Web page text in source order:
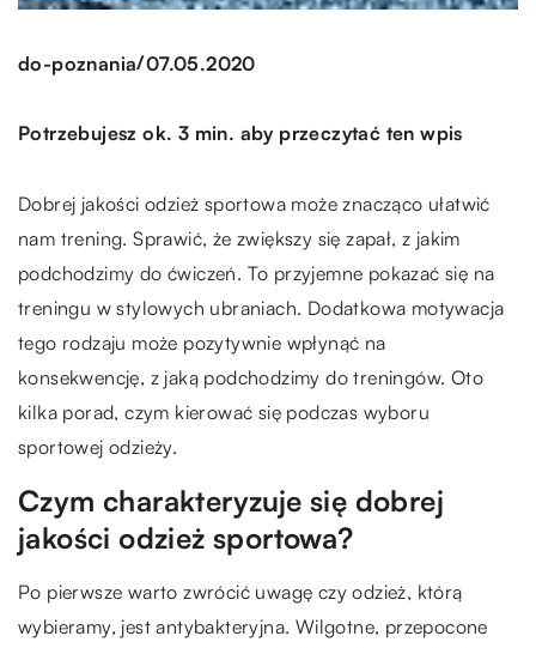
do-poznania/07.05.2020
Potrzebujesz ok. 3 min. aby przeczytać ten wpis
Dobrej jakości odzież sportowa może znacząco ułatwić
nam trening. Sprawić, że zwiększy się zapał, z jakim
podchodzimy do ćwiczeń. To przyjemne pokazać się na
treningu w stylowych ubraniach. Dodatkowa motywacja
tego rodzaju może pozytywnie wpłynąć na
konsekwencję, z jaką podchodzimy do treningów. Oto
kilka porad, czym kierować się podczas wyboru
sportowej odzieży.
Czym charakteryzuje się dobrej
jakości odzież sportowa?
Po pierwsze warto zwrócić uwagę czy odzież, którą
wybieramy, jest antybakteryjna. Wilgotne, przepocone